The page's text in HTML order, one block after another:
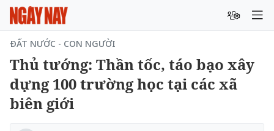
ĐẤT NƯỚC - CON NGƯỜI
Thủ tướng: Thần tốc, táo bạo xây
dựng 100 trường học tại các xã
biên giới